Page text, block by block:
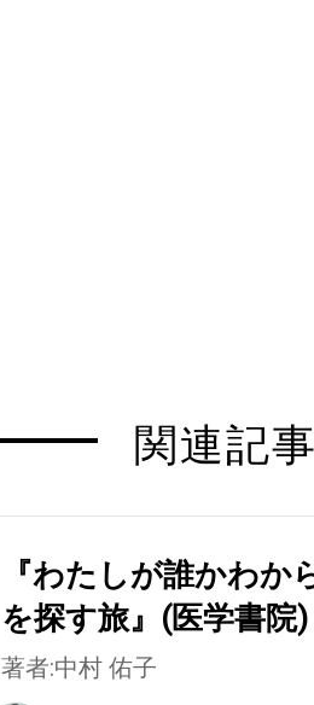
関連記
『わたしが誰かわ
を探す旅』(医学書院)
著者:中村 佑子